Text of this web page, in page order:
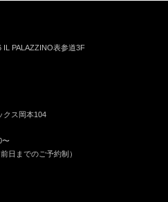
IL PALAZZINO表参道3F
クス岡本104
〜
日までのご予約制）